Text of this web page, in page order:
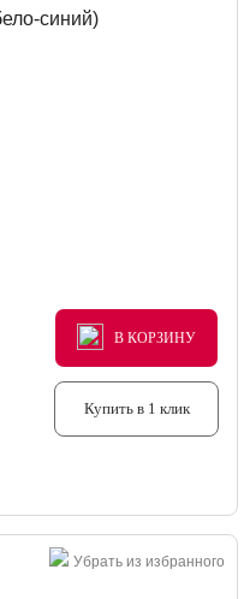
В КОРЗИНУ
В КОРЗИНУ
В КОРЗИНУ
Купить в 1 клик
Убрать из избранного